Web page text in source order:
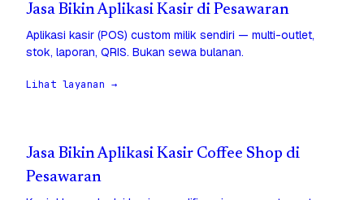
Jasa Bikin Aplikasi Kasir di Pesawaran
Aplikasi kasir (POS) custom milik sendiri — multi-outlet,
stok, laporan, QRIS. Bukan sewa bulanan.
Lihat layanan →
Jasa Bikin Aplikasi Kasir Coffee Shop di
Pesawaran